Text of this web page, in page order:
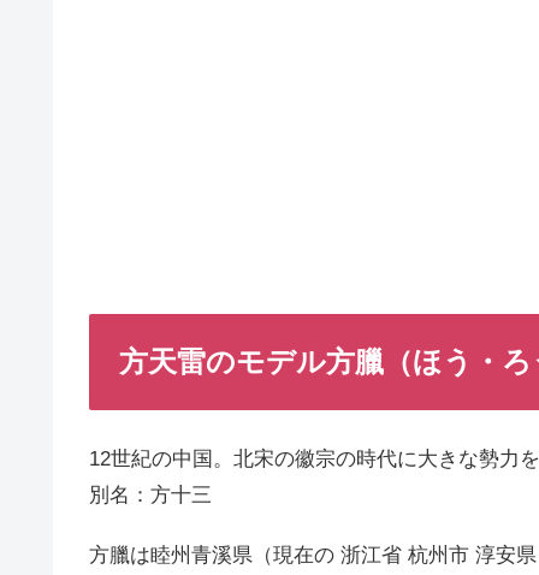
方天雷のモデル方臘（ほう・ろ
12世紀の中国。北宋の徽宗の時代に大きな勢力
別名：方十三
方臘は睦州青溪県（現在の 浙江省 杭州市 淳安県